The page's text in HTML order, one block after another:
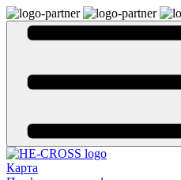
Карта